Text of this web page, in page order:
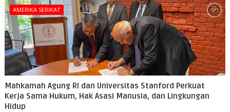
AMERIKA SERIKAT
Mahkamah Agung RI dan Universitas Stanford Perkuat
Kerja Sama Hukum, Hak Asasi Manusia, dan Lingkungan
Hidup